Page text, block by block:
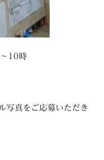
10時
写真をご応募いただき